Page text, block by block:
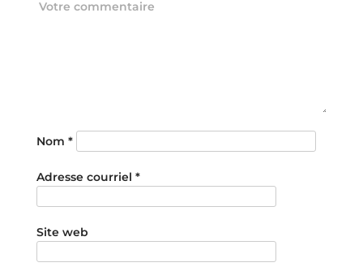
Nom *
Adresse courriel *
Site web